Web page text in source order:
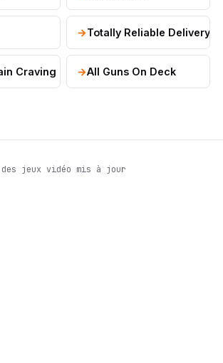
Totally Reliable Delivery
Craving All Guns On Deck
des jeux vidéo mis à jour